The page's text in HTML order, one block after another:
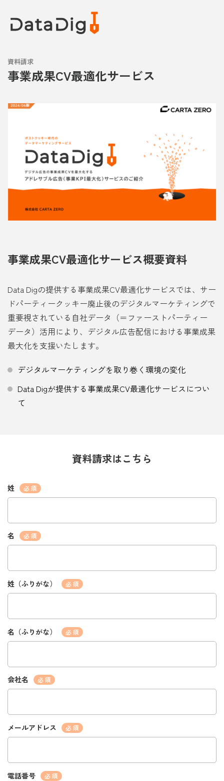
資料請求
事業成果CV最適化サービス
事業成果CV最適化サービス概要資料
Data Digの提供する事業成果CV最適化サービスでは、サー
ドパーティークッキー廃止後のデジタルマーケティングで
重要視されている自社データ（＝ファーストパーティー
データ）活用により、デジタル広告配信における事業成果
最大化を支援いたします。
デジタルマーケティングを取り巻く環境の変化
Data Digが提供する事業成果CV最適化サービスについ
て
資料請求はこちら
姓
名
姓（ふりがな）
名（ふりがな）
会社名
メールアドレス
電話番号